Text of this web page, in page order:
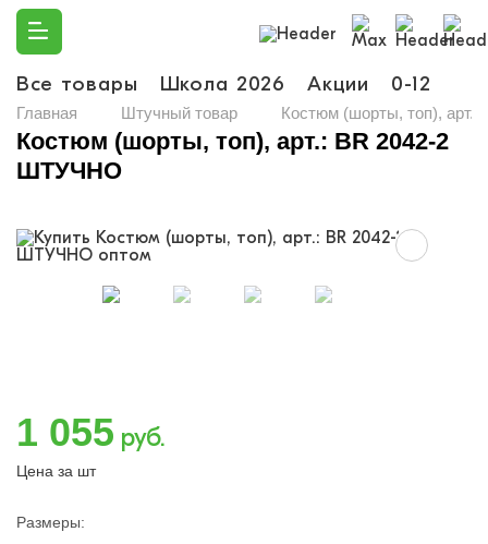
Все товары Школа 2026 Акции 0-12
Главная Штучный товар Костюм (шорты, топ),
Костюм (шорты, топ), арт.: BR 2042-2
ШТУЧНО
1 055 руб.
Цена за шт
Размеры: